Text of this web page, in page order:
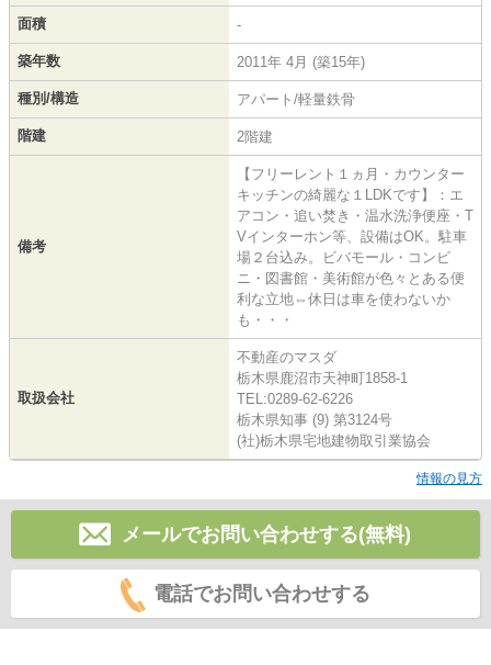
面積 -
築年数 2011年 4月 (築15年)
種別/構造 アパート/軽量鉄骨
階建 2階建
備考
【フリーレント１ヵ月・カウンター
キッチンの綺麗な１LDKです】：エ
アコン・追い焚き・温水洗浄便座・T
Vインターホン等、設備はOK。駐車
場２台込み。ビバモール・コンビ
ニ・図書館・美術館が色々とある便
利な立地⇔休日は車を使わないか
も・・・
取扱会社
不動産のマスダ
栃木県鹿沼市天神町1858-1
TEL:0289-62-6226
栃木県知事 (9) 第3124号
(社)栃木県宅地建物取引業協会
情報の見方
メールでお問い合わせする(無料)
電話でお問い合わせする